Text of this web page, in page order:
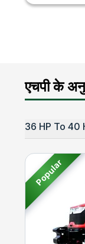
एचपी के
36 HP To 40
Popular